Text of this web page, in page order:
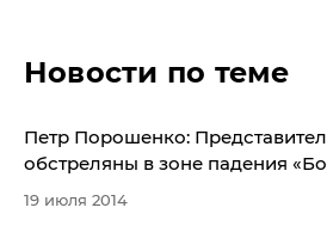
Новости по теме
Петр Порошенко:
обстреляны в зоне падения
19 июля 2014